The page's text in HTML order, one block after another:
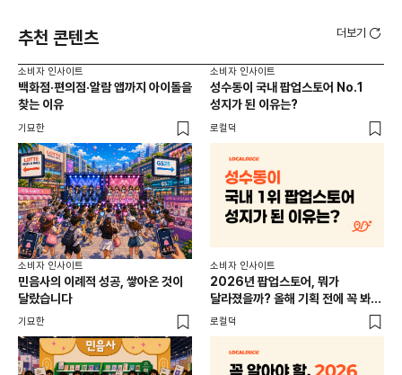
추천 콘텐츠 더보기
소비자 인사이트
백화점·편의점·알람 앱까지 아이돌을
찾는 이유
기묘한
소비자 인사이트
성수동이 국내 팝업스토어 No.1
성지가 된 이유는?
로컬덕
소비자 인사이트
민음사의 이례적 성공, 쌓아온 것이
달랐습니다
기묘한
소비자 인사이트
2026년 팝업스토어, 뭐가
달라졌을까? 올해 기획 전에 꼭 봐야
할 트렌드 4가지
로컬덕